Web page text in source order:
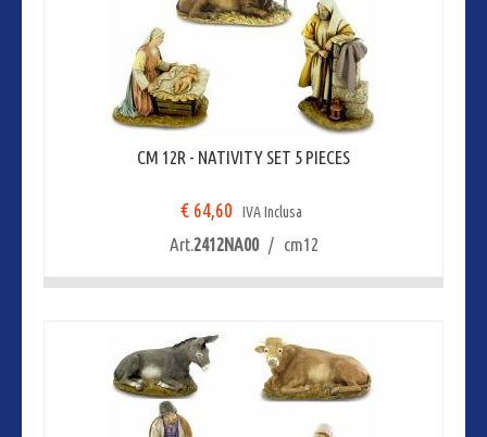
CM 12R - NATIVITY SET 5 PIECES
€ 64,60 IVA Inclusa
Art.2412NA00/ cm12